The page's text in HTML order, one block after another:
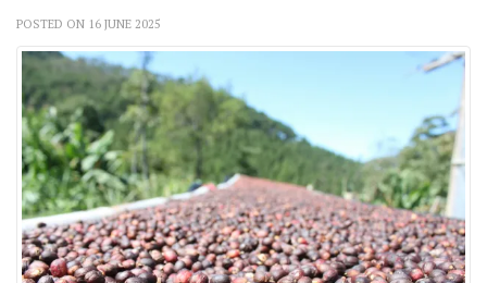
POSTED ON 16 JUNE 2025